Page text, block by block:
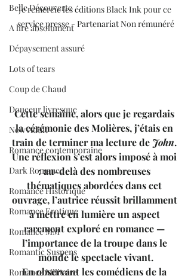
Belle Découverte
A lire absolument
Dépaysement assuré
Lots of tears
Coup de Chaud
Douceur livresque
New Adult
Romance contemporaine
Dark Romance
Romance Historique
Romance Erotique
Romance MM
Romantic Suspens
Romance Militaire
Je remercie les éditions Black Ink pour ce
service presse - Partenariat Non rémunéré
Cette semaine, alors que je regardais
la cérémonie des Molières, j’étais en
train de terminer ma lecture de John.
Une réflexion s’est alors imposé à moi
: au-delà des nombreuses
thématiques abordées dans cet
ouvrage, l’autrice réussit brillamment
à mettre en lumière un aspect
rarement exploré en romance —
l’importance de la troupe dans le
monde le spectacle vivant.
En observant les comédiens de la